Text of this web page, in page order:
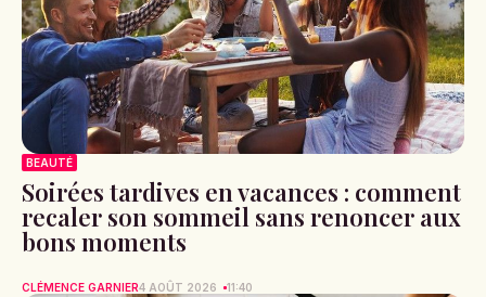
BEAUTÉ
Soirées tardives en vacances : comment
recaler son sommeil sans renoncer aux
bons moments
CLÉMENCE GARNIER4 AOÛT 2026 11:40